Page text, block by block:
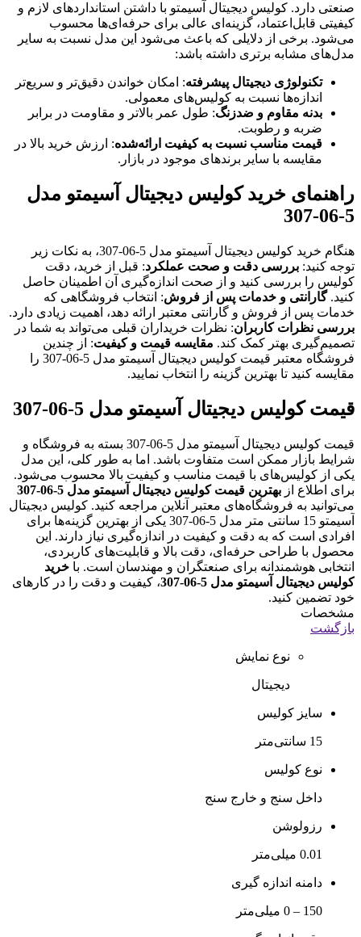
صنعتی دارد. کولیس دیجیتال آسیمتو با داشتن استانداردهای لازم و
کیفیتی قابل‌اعتماد، گزینه‌ای عالی برای حرفه‌ای‌ها محسوب
می‌شود. برخی از دلایلی که باعث می‌شود این مدل نسبت به سایر
مدل‌های مشابه برتری داشته باشد:
تکنولوژی دیجیتال پیشرفته: امکان خواندن دقیق‌تر و سریع‌تر
اندازه‌ها نسبت به کولیس‌های معمولی.
بدنه مقاوم و ضدزنگ: طول عمر بالاتر و مقاومت در برابر
ضربه و رطوبت.
قیمت مناسب نسبت به کیفیت ارائه‌شده: ارزش خرید بالا در
مقایسه با سایر برندهای موجود در بازار.
راهنمای خرید کولیس دیجیتال آسیمتو مدل
5-06-307
هنگام خرید کولیس دیجیتال آسیمتو مدل 5-06-307، به نکات زیر
توجه کنید: بررسی دقت و صحت عملکرد: قبل از خرید، دقت
کولیس را بررسی کنید و از صحت اندازه‌گیری آن اطمینان حاصل
کنید.گارانتی و خدمات پس از فروش: انتخاب فروشگاهی که
خدمات پس از فروش و گارانتی معتبر ارائه دهد، اهمیت زیادی دارد.
بررسی نظرات کاربران: نظرات خریداران قبلی می‌تواند به شما در
تصمیم‌گیری بهتر کمک کند. مقایسه قیمت و کیفیت: از چندین
فروشگاه معتبر قیمت کولیس دیجیتال آسیمتو مدل 5-06-307 را
مقایسه کنید تا بهترین گزینه را انتخاب نمایید.
قیمت کولیس دیجیتال آسیمتو مدل 5-06-307
قیمت کولیس دیجیتال آسیمتو مدل 5-06-307 بسته به فروشگاه و
شرایط بازار ممکن است متفاوت باشد. اما به طور کلی، این مدل
یکی از کولیس‌های با قیمت مناسب و کیفیت بالا محسوب می‌شود.
برای اطلاع از بهترین قیمت کولیس دیجیتال آسیمتو مدل 5-06-307
می‌توانید به فروشگاه‌های معتبر آنلاین مراجعه کنید. کولیس دیجیتال
آسیمتو 15 سانتی متر مدل 5-06-307 یکی از بهترین گزینه‌ها برای
افرادی است که به دقت و کیفیت در اندازه‌گیری نیاز دارند. این
محصول با طراحی حرفه‌ای، دقت بالا و قابلیت‌های کاربردی،
انتخابی هوشمندانه برای صنعتگران و مهندسان است. با خرید
کولیس دیجیتال آسیمتو مدل 5-06-307
، کیفیت و دقت را در کارهای
خود تضمین کنید.
مشخصات
بازگشت
نوع نمایش
دیجیتال
سایز کولیس
15 سانتی‌متر
نوع کولیس
داخل سنج و خارج سنج
رزولوشن
0.01 میلی‌متر
دامنه اندازه گیری
150 – 0 میلی‌متر